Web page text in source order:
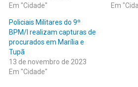
Em "Cidade"
Em
Policiais Militares do 9º
BPM/I realizam capturas de
procurados em Marília e
Tupã
13 de novembro de 2023
Em "Cidade"